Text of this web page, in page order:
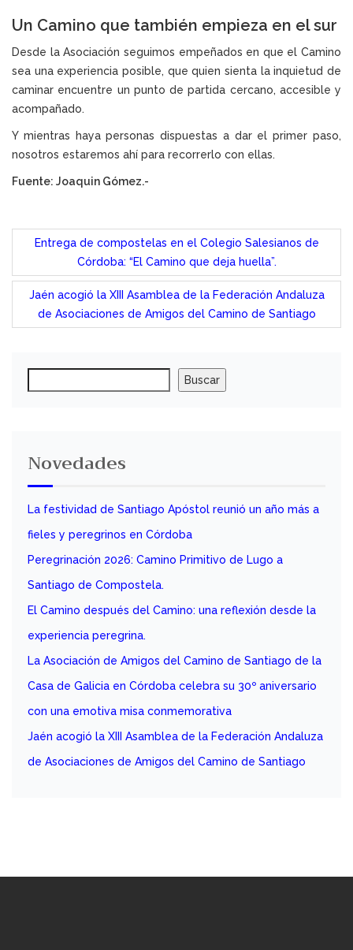
Un Camino que también empieza en el sur
Desde la Asociación seguimos empeñados en que el Camino
sea una experiencia posible, que quien sienta la inquietud de
caminar encuentre un punto de partida cercano, accesible y
acompañado.
Y mientras haya personas dispuestas a dar el primer paso,
nosotros estaremos ahí para recorrerlo con ellas.
Fuente: Joaquin Gómez.-
P
o
t
Entrega de compostelas en el Colegio Salesianos de
Córdoba: “El Camino que deja huella”.
Jaén acogió la XIII Asamblea de la Federación Andaluza
de Asociaciones de Amigos del Camino de Santiago
Buscar
Novedades
La festividad de Santiago Apóstol reunió un año más a
fieles y peregrinos en Córdoba
Peregrinación 2026: Camino Primitivo de Lugo a
Santiago de Compostela.
El Camino después del Camino: una reflexión desde la
experiencia peregrina.
La Asociación de Amigos del Camino de Santiago de la
Casa de Galicia en Córdoba celebra su 30º aniversario
con una emotiva misa conmemorativa
Jaén acogió la XIII Asamblea de la Federación Andaluza
de Asociaciones de Amigos del Camino de Santiago